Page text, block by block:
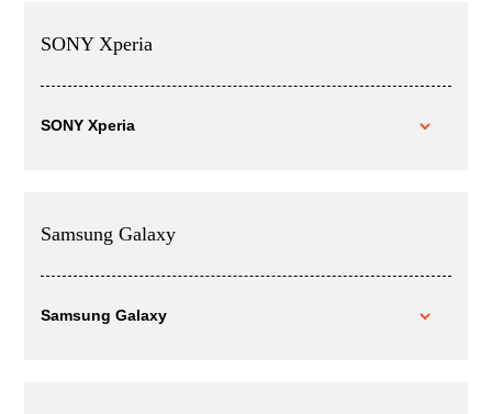
SONY Xperia
SONY Xperia
Samsung Galaxy
Samsung Galaxy